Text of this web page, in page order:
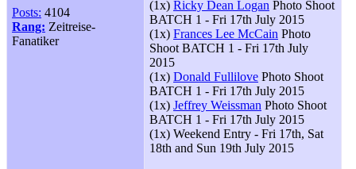
Posts: 4104
Rang: Zeitreise-
Fanatiker
(1x) Ricky Dean Logan Photo Shoot
BATCH 1 - Fri 17th July 2015
(1x) Frances Lee McCain Photo
Shoot BATCH 1 - Fri 17th July
2015
(1x) Donald Fullilove Photo Shoot
BATCH 1 - Fri 17th July 2015
(1x) Jeffrey Weissman Photo Shoot
BATCH 1 - Fri 17th July 2015
(1x) Weekend Entry - Fri 17th, Sat
18th and Sun 19th July 2015